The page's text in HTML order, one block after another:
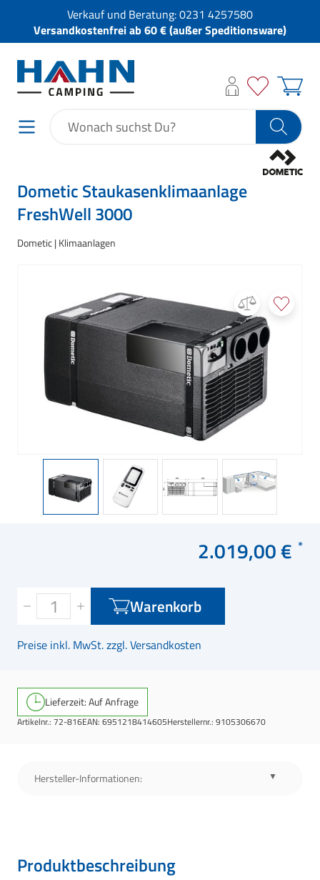
Verkauf und Beratung:0231 4257580
Versandkostenfrei ab 60 € (außer Speditionsware)
Dometic Staukasenklimaanlage
FreshWell 3000
Dometic Klimaanlagen
2.019,00 €
Warenkorb
Preise inkl. MwSt. zzgl. Versandkosten
Lieferzeit: Auf Anfrage
Artikelnr.: 72-816EAN: 6951218414605Herstellernr.: 9105306670
Hersteller-Informationen:
Produktbeschreibung